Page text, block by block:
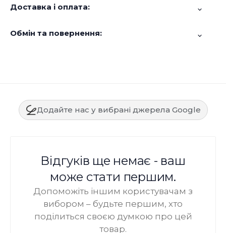
Доставка і оплата:
Обмін та повернення:
Додайте нас у вибрані джерела Google
Відгуків ще немає - ваш
може стати першим.
Допоможіть іншим користувачам з
вибором – будьте першим, хто
поділиться своєю думкою про цей
товар.